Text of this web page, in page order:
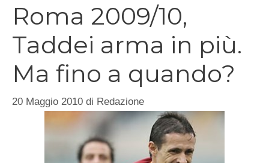
Roma 2009/10,
Taddei arma in più.
Ma fino a quando?
20 Maggio 2010 di Redazione